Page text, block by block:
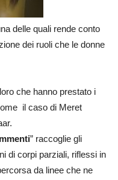
delle quali rende conto
dei ruoli che le donne
che hanno prestato i
il caso di Meret
” raccoglie gli
di corpi parziali, riflessi in
da linee che ne